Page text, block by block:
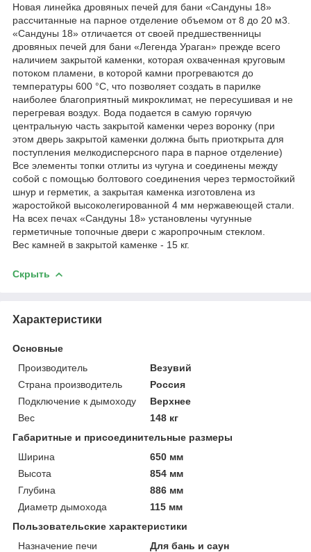
Новая линейка дровяных печей для бани «Сандуны 18»
рассчитанные на парное отделение объемом от 8 до 20 м3.
«Сандуны 18» отличается от своей предшественницы
дровяных печей для бани «Легенда Ураган» прежде всего
наличием закрытой каменки, которая охваченная круговым
потоком пламени, в которой камни прогреваются до
температуры 600 °С, что позволяет создать в парилке
наиболее благоприятный микроклимат, не пересушивая и не
перегревая воздух. Вода подается в самую горячую
центральную часть закрытой каменки через воронку (при
этом дверь закрытой каменки должна быть приоткрыта для
поступления мелкодисперсного пара в парное отделение)
Все элементы топки отлиты из чугуна и соединены между
собой с помощью болтового соединения через термостойкий
шнур и герметик, а закрытая каменка изготовлена из
жаростойкой высоколегированной 4 мм нержавеющей стали.
На всех печах «Сандуны 18» установлены чугунные
герметичные топочные двери с жаропрочным стеклом.
Вес камней в закрытой каменке - 15 кг.
Скрыть
Характеристики
Основные
Производитель
Везувий
Страна производитель
Россия
Подключение к дымоходу
Верхнее
Вес
148 кг
Габаритные и присоединительные размеры
Ширина
650 мм
Высота
854 мм
Глубина
886 мм
Диаметр дымохода
115 мм
Пользовательские характеристики
Назначение печи
Для бань и саун